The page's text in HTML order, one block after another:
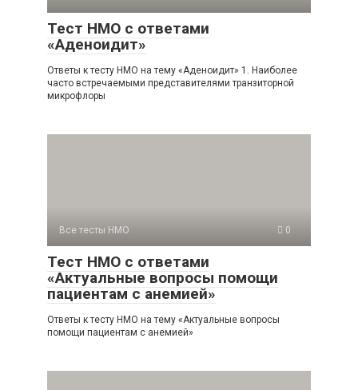
Тест НМО с ответами
«Аденоидит»
Ответы к тесту НМО на тему «Аденоидит» 1. Наиболее
часто встречаемыми представителями транзиторной
микрофлоры
Все тесты НМО 0
Тест НМО с ответами
«Актуальные вопросы помощи
пациентам с анемией»
Ответы к тесту НМО на тему «Актуальные вопросы
помощи пациентам с анемией»